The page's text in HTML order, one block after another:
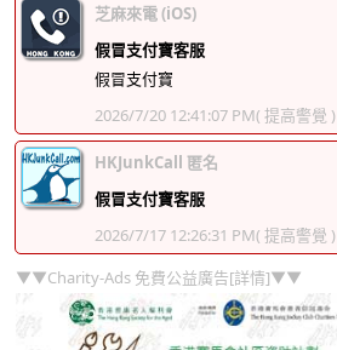
芝麻來電 (iOS)
假冒支付寶客服
假冒支付寶
2026/7/20 12:41:07 PM( 提高警覺 )
HKJunkCall 匿名
假冒支付寶客服
2026/7/17 12:26:31 PM( 提高警覺 )
▼▼Charity-Ads 免費公益廣告[詳情]▼▼